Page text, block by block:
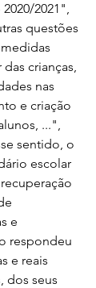
2021",
questões
crianças,
nas
e criação
...",
sentido, o
escolar
e
respondeu
e reais
dos seus